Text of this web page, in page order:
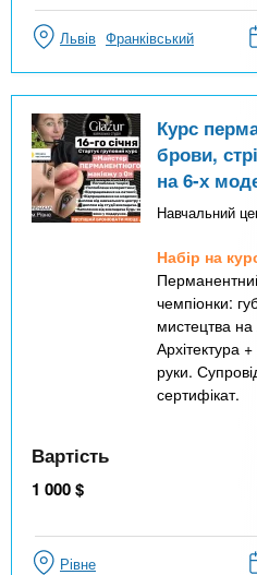
Львів Франківський
Курс
брови,
на 6-х
Навчальний
Набір на
чемпіонки:
мистецтва на
Архітектура
руки.
сертифікат.
Вартість
1 000$
Рівне